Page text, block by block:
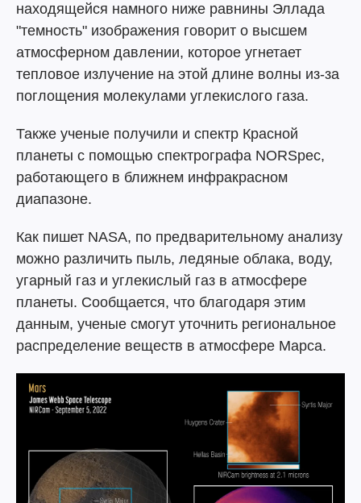
находящейся намного ниже равнины Эллада
"темность" изображения говорит о высшем
атмосферном давлении, которое угнетает
тепловое излучение на этой длине волны из-за
поглощения молекулами углекислого газа.
Также ученые получили и спектр Красной
планеты с помощью спектрографа NORSpec,
работающего в ближнем инфракрасном
диапазоне.
Как пишет NASA, по предварительному анализу
можно различить пыль, ледяные облака, воду,
угарный газ и углекислый газ в атмосфере
планеты. Сообщается, что благодаря этим
данным, ученые смогут уточнить региональное
распределение веществ в атмосфере Марса.